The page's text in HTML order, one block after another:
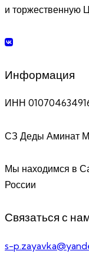
и торжественную
Информация
ИНН
СЗ Деды Аминат
Мы находимся в
России
Связаться с
s-